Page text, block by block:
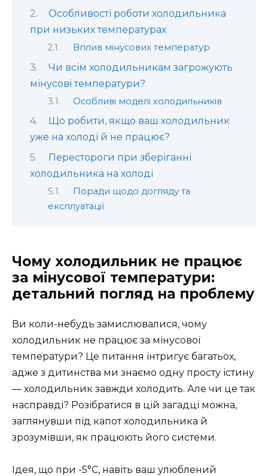
Особливості роботи холодильника
при низьких температурах
Вплив мінусових температур
Чи всім холодильникам загрожують
мінусові температури?
Особливі моделі холодильників
Що робити, якщо ваш холодильник
уже на холоді й не працює?
Перестороги при зберіганні
холодильника на холоді
Поради щодо догляду та
експлуатації
Чому холодильник не працює
за мінусової температури:
детальний погляд на проблему
Ви коли-небудь замислювалися, чому
холодильник не працює за мінусової
температури? Це питання інтригує багатьох,
адже з дитинства ми знаємо одну просту істину
— холодильник завжди холодить. Але чи це так
насправді? Розібратися в цій загадці можна,
заглянувши під капот холодильника й
зрозумівши, як працюють його системи.
Ідея, що при -5°C, навіть ваш улюблений